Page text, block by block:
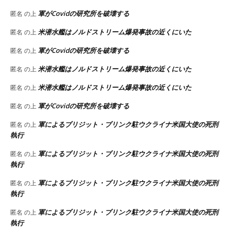
匿名 の上 軍がCovidの研究所を破壊する
匿名 の上 米潜水艦はノルドストリーム爆発事故の近くにいた
匿名 の上 軍がCovidの研究所を破壊する
匿名 の上 米潜水艦はノルドストリーム爆発事故の近くにいた
匿名 の上 米潜水艦はノルドストリーム爆発事故の近くにいた
匿名 の上 軍がCovidの研究所を破壊する
匿名 の上 軍によるブリジット・ブリンク駐ウクライナ米国大使の死刑
執行
匿名 の上 軍によるブリジット・ブリンク駐ウクライナ米国大使の死刑
執行
匿名 の上 軍によるブリジット・ブリンク駐ウクライナ米国大使の死刑
執行
匿名 の上 軍によるブリジット・ブリンク駐ウクライナ米国大使の死刑
執行